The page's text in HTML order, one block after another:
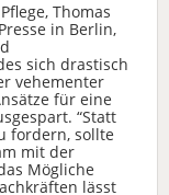
Thomas
in Berlin,
sich drastisch
vehementer
für eine
“Statt
fordern, sollte
mit der
Mögliche
lässt